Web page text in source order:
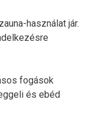
használat jár.
fogások
és ebéd